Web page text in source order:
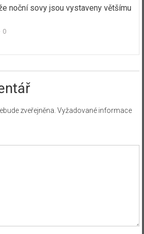
noční sovy jsou vystaveny většímu
0
zveřejněna. Vyžadované informace